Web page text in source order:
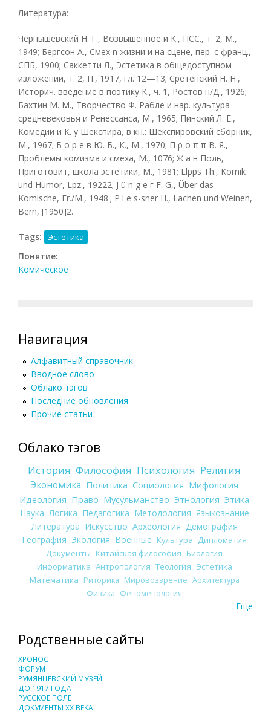
Литература:
Чернышевский Н. Г., Возвышенное и К., ПСС., т. 2, М.,
1949; Бергсон А., Смех n жизни и на сцене, пер. с франц.,
СПБ, 1900; Саккетти Л., Эстетика в общедоступном
изложении, т. 2, П., 1917, гл. 12—13; Сретенский Н. Н.,
Историч. введение в поэтику К., ч. 1, Ростов н/Д., 1926;
Бахтин М. М., Творчество Ф. Рабле и нар. культура
средневековья и Ренессанса, М., 1965; Пинский Л. Е.,
Комедии и К. у Шекспира, в кн.: Шекспировский сборник,
М., 1967; Б о p е в Ю. Б., К., М., 1970; Π ρ ο π π В. Я.,
Проблемы комизма и смеха, М., 1076; Ж а н Поль,
Приготовит, школа эстетики, М., 1981; Llpps Th., Komik
und Humor, Lpz., 19222; J ü n g е г F. G,, Über das
Komische, Fr./M., 1948'; P l e s-sner H., Lachen und Weinen,
Bern, [1950]2.
Tags: Эстетика
Понятие:
Комическое
Навигация
Алфавитный справочник
Вводное слово
Облако тэгов
Последние обновления
Прочие статьи
Облако тэгов
История Философия Психология Религия
Экономика Политика Социология Мифология
Идеология Право Мусульманство Этнология Этика
Наука Логика Педагогика Методология Языкознание
Литература Искусство Археология Демография
География Экология Военные Культура
Дипломатия
Документы Китайская философия Биология
Информатика Антропология Теология Эстетика
Математика Риторика Мировоззрение Архитектура
Физика Феноменология
Еще
Родственные сайты
ХРОНОС
ФОРУМ
РУМЯНЦЕВСКИЙ МУЗЕЙ
ДО 1917 ГОДА
РУССКОЕ ПОЛЕ
ДОКУМЕНТЫ XX ВЕКА